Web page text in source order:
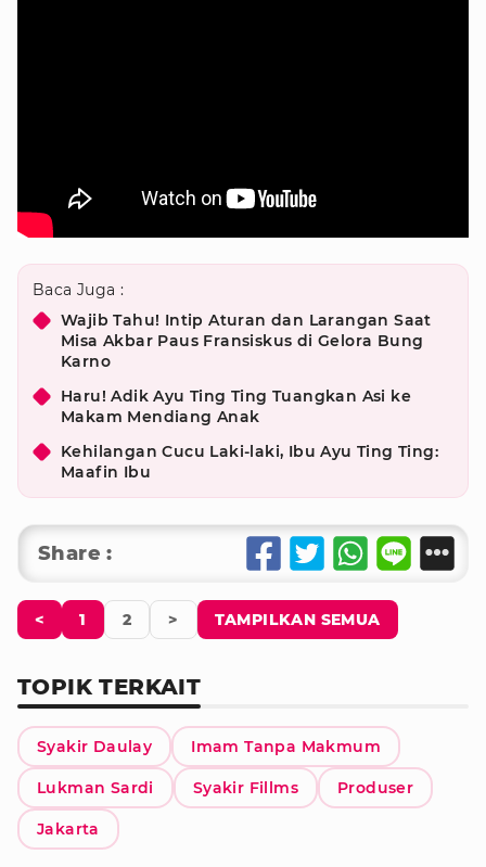
Baca Juga :
Wajib Tahu! Intip Aturan dan Larangan Saat
Misa Akbar Paus Fransiskus di Gelora Bung
Karno
Haru! Adik Ayu Ting Ting Tuangkan Asi ke
Makam Mendiang Anak
Kehilangan Cucu Laki-laki, Ibu Ayu Ting Ting:
Maafin Ibu
Share :
< 1 2 > TAMPILKAN SEMUA
TOPIK TERKAIT
Syakir Daulay Imam Tanpa Makmum
Lukman Sardi Syakir Fillms Produser
Jakarta